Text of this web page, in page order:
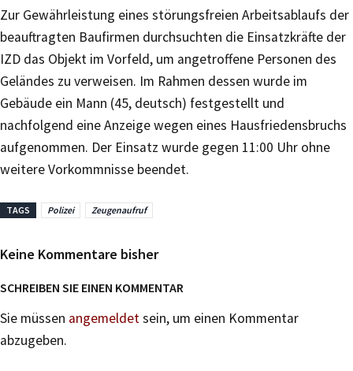
Zur Gewährleistung eines störungsfreien Arbeitsablaufs der
beauftragten Baufirmen durchsuchten die Einsatzkräfte der
IZD das Objekt im Vorfeld, um angetroffene Personen des
Geländes zu verweisen. Im Rahmen dessen wurde im
Gebäude ein Mann (45, deutsch) festgestellt und
nachfolgend eine Anzeige wegen eines Hausfriedensbruchs
aufgenommen. Der Einsatz wurde gegen 11:00 Uhr ohne
weitere Vorkommnisse beendet.
TAGS Polizei Zeugenaufruf
Keine Kommentare bisher
SCHREIBEN SIE EINEN KOMMENTAR
Sie müssen angemeldetsein, um einen Kommentar
abzugeben.